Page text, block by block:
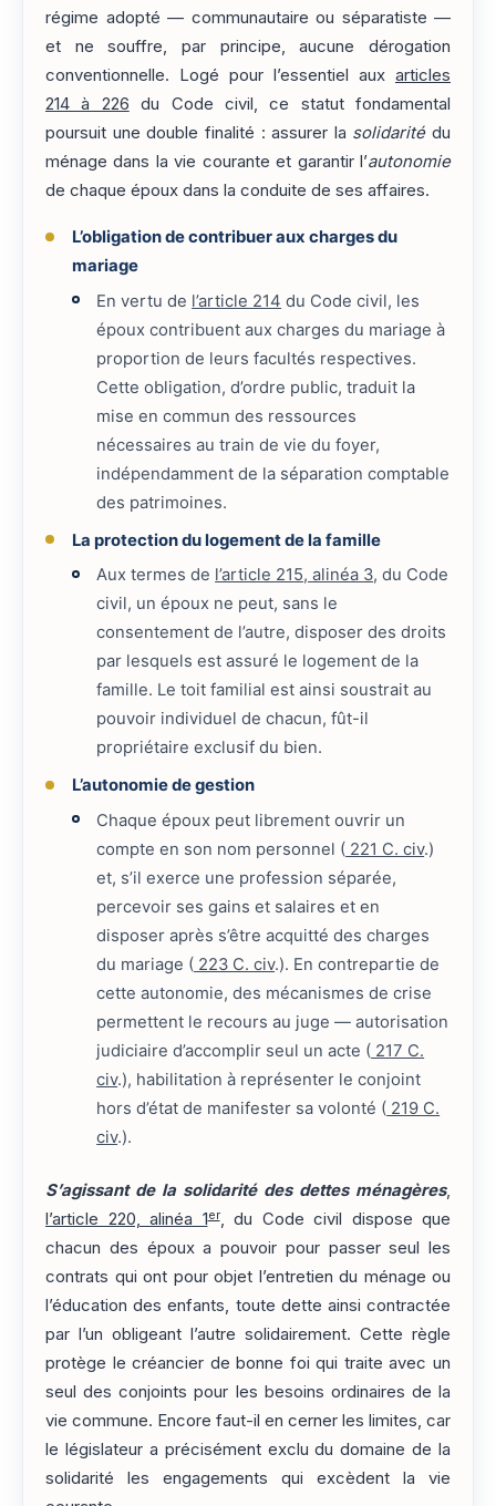
régime adopté — communautaire ou séparatiste —
et ne souffre, par principe, aucune dérogation
conventionnelle. Logé pour l’essentiel aux articles
214 à 226 du Code civil, ce statut fondamental
poursuit une double finalité : assurer la solidaritédu
ménage dans la vie courante et garantir l’autonomie
de chaque époux dans la conduite de ses affaires.
L’obligation de contribuer aux charges du
mariage
En vertu de l’article 214 du Code civil, les
époux contribuent aux charges du mariage à
proportion de leurs facultés respectives.
Cette obligation, d’ordre public, traduit la
mise en commun des ressources
nécessaires au train de vie du foyer,
indépendamment de la séparation comptable
des patrimoines.
La protection du logement de la famille
Aux termes de l’article 215, alinéa 3, du Code
civil, un époux ne peut, sans le
consentement de l’autre, disposer des droits
par lesquels est assuré le logement de la
famille. Le toit familial est ainsi soustrait au
pouvoir individuel de chacun, fût-il
propriétaire exclusif du bien.
L’autonomie de gestion
Chaque époux peut librement ouvrir un
compte en son nom personnel ( 221 C. civ.)
et, s’il exerce une profession séparée,
percevoir ses gains et salaires et en
disposer après s’être acquitté des charges
du mariage ( 223 C. civ.). En contrepartie de
cette autonomie, des mécanismes de crise
permettent le recours au juge — autorisation
judiciaire d’accomplir seul un acte ( 217 C.
civ.), habilitation à représenter le conjoint
hors d’état de manifester sa volonté ( 219 C.
civ.).
S’agissant de la solidarité des dettes ménagères,
l’article 220, alinéa 1er, du Code civil dispose que
chacun des époux a pouvoir pour passer seul les
contrats qui ont pour objet l’entretien du ménage ou
l’éducation des enfants, toute dette ainsi contractée
par l’un obligeant l’autre solidairement. Cette règle
protège le créancier de bonne foi qui traite avec un
seul des conjoints pour les besoins ordinaires de la
vie commune. Encore faut-il en cerner les limites, car
le législateur a précisément exclu du domaine de la
solidarité les engagements qui excèdent la vie